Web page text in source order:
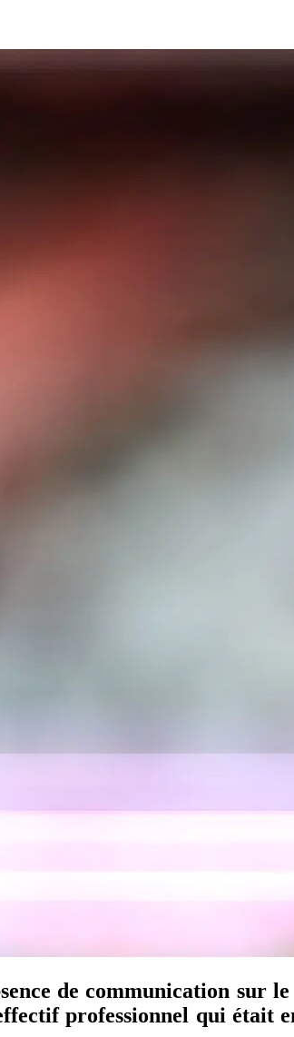
de communication sur
professionnel qui était